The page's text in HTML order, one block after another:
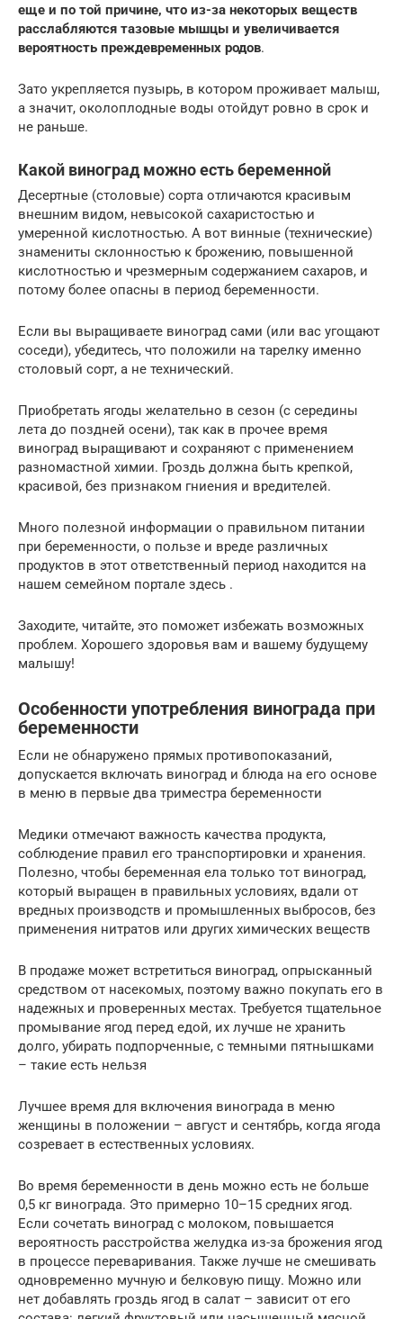
еще и по той причине, что из-за некоторых веществ
расслабляются тазовые мышцы и увеличивается
вероятность преждевременных родов.
Зато укрепляется пузырь, в котором проживает малыш,
а значит, околоплодные воды отойдут ровно в срок и
не раньше.
Какой виноград можно есть беременной
Десертные (столовые) сорта отличаются красивым
внешним видом, невысокой сахаристостью и
умеренной кислотностью. А вот винные (технические)
знамениты склонностью к брожению, повышенной
кислотностью и чрезмерным содержанием сахаров, и
потому более опасны в период беременности.
Если вы выращиваете виноград сами (или вас угощают
соседи), убедитесь, что положили на тарелку именно
столовый сорт, а не технический.
Приобретать ягоды желательно в сезон (с середины
лета до поздней осени), так как в прочее время
виноград выращивают и сохраняют с применением
разномастной химии. Гроздь должна быть крепкой,
красивой, без признаком гниения и вредителей.
Много полезной информации о правильном питании
при беременности, о пользе и вреде различных
продуктов в этот ответственный период находится на
нашем семейном портале здесь .
Заходите, читайте, это поможет избежать возможных
проблем. Хорошего здоровья вам и вашему будущему
малышу!
Особенности употребления винограда при
беременности
Если не обнаружено прямых противопоказаний,
допускается включать виноград и блюда на его основе
в меню в первые два триместра беременности
Медики отмечают важность качества продукта,
соблюдение правил его транспортировки и хранения.
Полезно, чтобы беременная ела только тот виноград,
который выращен в правильных условиях, вдали от
вредных производств и промышленных выбросов, без
применения нитратов или других химических веществ
В продаже может встретиться виноград, опрысканный
средством от насекомых, поэтому важно покупать его в
надежных и проверенных местах. Требуется тщательное
промывание ягод перед едой, их лучше не хранить
долго, убирать подпорченные, с темными пятнышками
– такие есть нельзя
Лучшее время для включения винограда в меню
женщины в положении – август и сентябрь, когда ягода
созревает в естественных условиях.
Во время беременности в день можно есть не больше
0,5 кг винограда. Это примерно 10–15 средних ягод.
Если сочетать виноград с молоком, повышается
вероятность расстройства желудка из-за брожения ягод
в процессе переваривания. Также лучше не смешивать
одновременно мучную и белковую пищу. Можно или
нет добавлять гроздь ягод в салат – зависит от его